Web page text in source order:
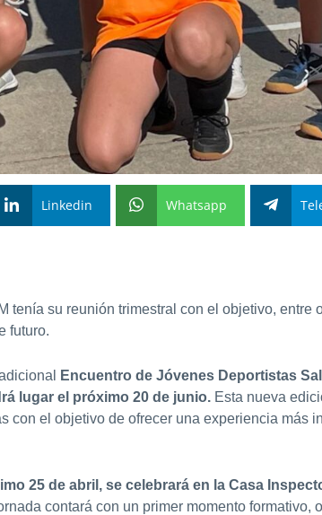
Linkedin Whatsapp
tenía su reunión trimestral con el objetivo, entre
futuro.
Encuentro de Jóvenes Deportistas
lugar el próximo 20 de junio. Esta nueva
con el objetivo de ofrecer una experiencia más
25 de abril, se celebrará en la Casa
contará con un primer momento formativo,